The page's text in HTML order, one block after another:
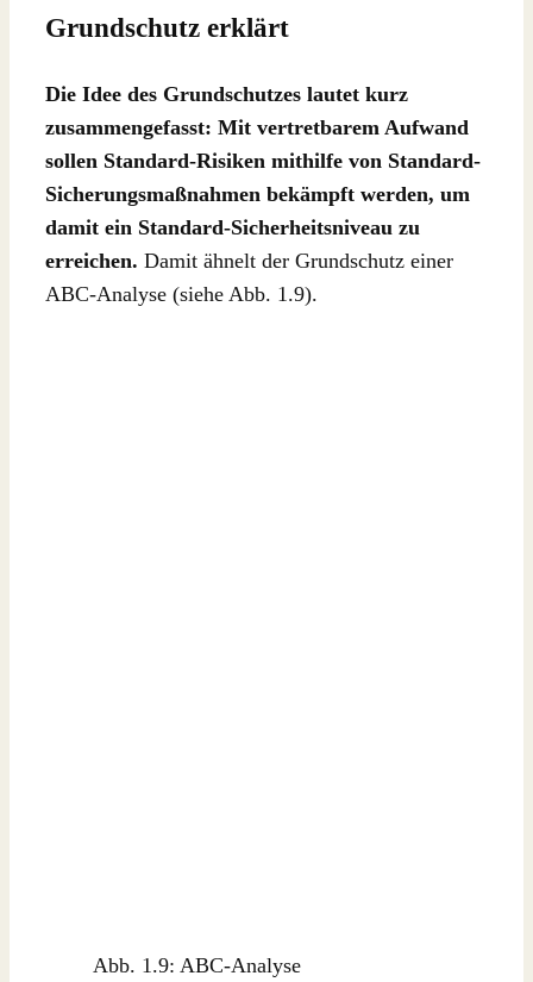
Grundschutz erklärt
Die Idee des Grundschutzes lautet kurz
zusammengefasst: Mit vertretbarem Aufwand
sollen Standard-Risiken mithilfe von Standard-
Sicherungsmaßnahmen bekämpft werden, um
damit ein Standard-Sicherheitsniveau zu
erreichen. Damit ähnelt der Grundschutz einer
ABC-Analyse (siehe Abb. 1.9).
Abb. 1.9: ABC-Analyse